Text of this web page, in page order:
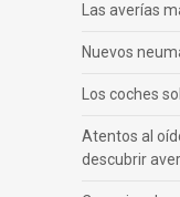
Las averías
Nuevos
Los coches
Atentos al
descubrir